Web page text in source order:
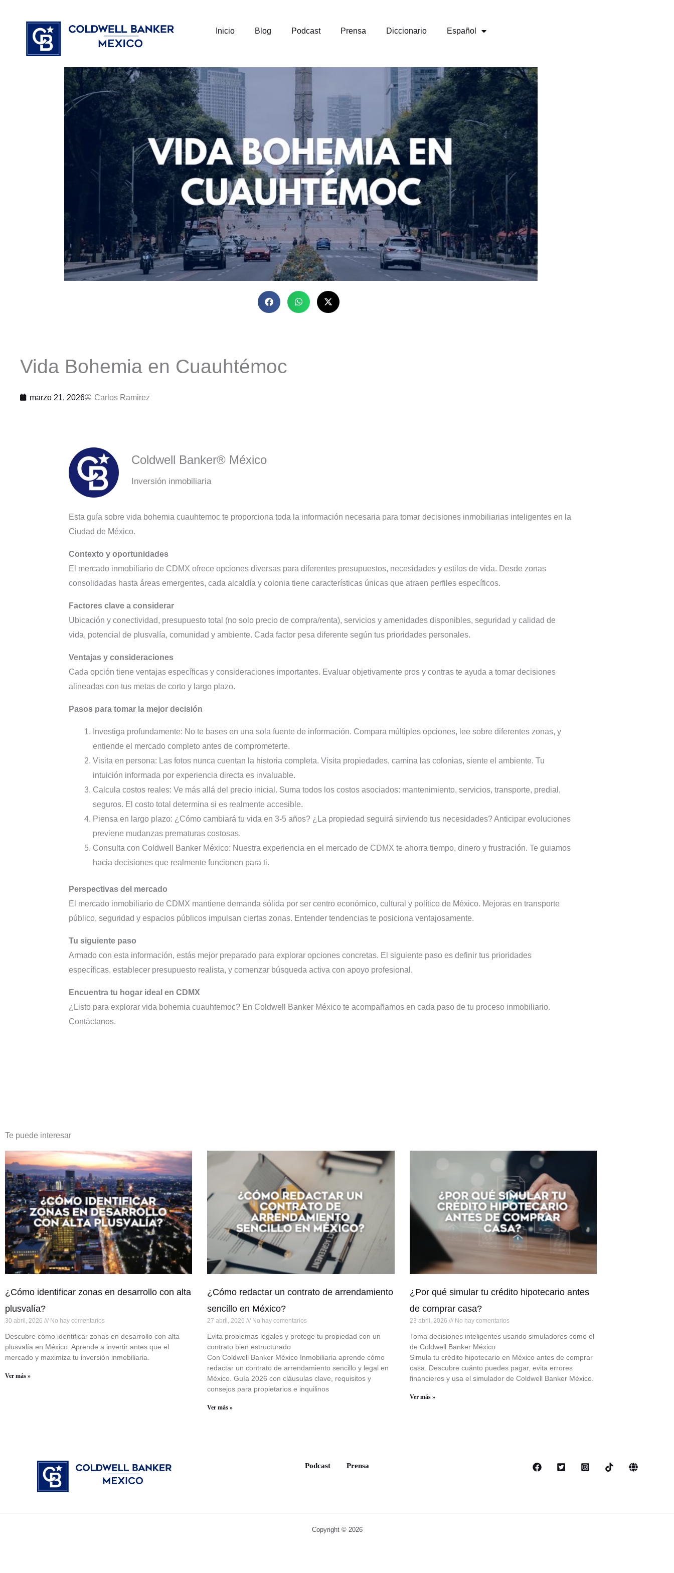
contenido
Inicio Blog Podcast Prensa Diccionario Español
Vida Bohemia en Cuauhtémoc
marzo 21, 2026 Carlos Ramirez
Coldwell Banker® México
Inversión inmobiliaria
Esta guía sobre vida bohemia cuauhtemoc te proporciona toda la información necesaria para tomar decisiones inmobiliarias inteligentes en la
Ciudad de México.
Contexto y oportunidades
El mercado inmobiliario de CDMX ofrece opciones diversas para diferentes presupuestos, necesidades y estilos de vida. Desde zonas
consolidadas hasta áreas emergentes, cada alcaldía y colonia tiene características únicas que atraen perfiles específicos.
Factores clave a considerar
Ubicación y conectividad, presupuesto total (no solo precio de compra/renta), servicios y amenidades disponibles, seguridad y calidad de
vida, potencial de plusvalía, comunidad y ambiente. Cada factor pesa diferente según tus prioridades personales.
Ventajas y consideraciones
Cada opción tiene ventajas específicas y consideraciones importantes. Evaluar objetivamente pros y contras te ayuda a tomar decisiones
alineadas con tus metas de corto y largo plazo.
Pasos para tomar la mejor decisión
Investiga profundamente: No te bases en una sola fuente de información. Compara múltiples opciones, lee sobre diferentes zonas, y
entiende el mercado completo antes de comprometerte.
Visita en persona: Las fotos nunca cuentan la historia completa. Visita propiedades, camina las colonias, siente el ambiente. Tu
intuición informada por experiencia directa es invaluable.
Calcula costos reales: Ve más allá del precio inicial. Suma todos los costos asociados: mantenimiento, servicios, transporte, predial,
seguros. El costo total determina si es realmente accesible.
Piensa en largo plazo: ¿Cómo cambiará tu vida en 3-5 años? ¿La propiedad seguirá sirviendo tus necesidades? Anticipar evoluciones
previene mudanzas prematuras costosas.
Consulta con Coldwell Banker México: Nuestra experiencia en el mercado de CDMX te ahorra tiempo, dinero y frustración. Te guiamos
hacia decisiones que realmente funcionen para ti.
Perspectivas del mercado
El mercado inmobiliario de CDMX mantiene demanda sólida por ser centro económico, cultural y político de México. Mejoras en transporte
público, seguridad y espacios públicos impulsan ciertas zonas. Entender tendencias te posiciona ventajosamente.
Tu siguiente paso
Armado con esta información, estás mejor preparado para explorar opciones concretas. El siguiente paso es definir tus prioridades
específicas, establecer presupuesto realista, y comenzar búsqueda activa con apoyo profesional.
Encuentra tu hogar ideal en CDMX
¿Listo para explorar vida bohemia cuauhtemoc? En Coldwell Banker México te acompañamos en cada paso de tu proceso inmobiliario.
Contáctanos.
Te puede interesar
¿Cómo identificar zonas en desarrollo con alta
plusvalía?
30 abril, 2026 No hay comentarios
Descubre cómo identificar zonas en desarrollo con alta
plusvalía en México. Aprende a invertir antes que el
mercado y maximiza tu inversión inmobiliaria.
Ver más »
¿Cómo redactar un contrato de arrendamiento
sencillo en México?
27 abril, 2026 No hay comentarios
Evita problemas legales y protege tu propiedad con un
contrato bien estructurado
Con Coldwell Banker México Inmobiliaria aprende cómo
redactar un contrato de arrendamiento sencillo y legal en
México. Guía 2026 con cláusulas clave, requisitos y
consejos para propietarios e inquilinos
Ver más »
¿Por qué simular tu crédito hipotecario antes
de comprar casa?
23 abril, 2026 No hay comentarios
Toma decisiones inteligentes usando simuladores como el
de Coldwell Banker México
Simula tu crédito hipotecario en México antes de comprar
casa. Descubre cuánto puedes pagar, evita errores
financieros y usa el simulador de Coldwell Banker México.
Ver más »
Podcast Prensa
Copyright © 2026